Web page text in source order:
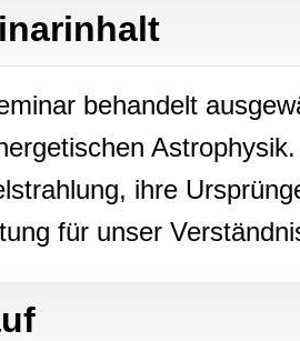
behandelt
ihre
für unser